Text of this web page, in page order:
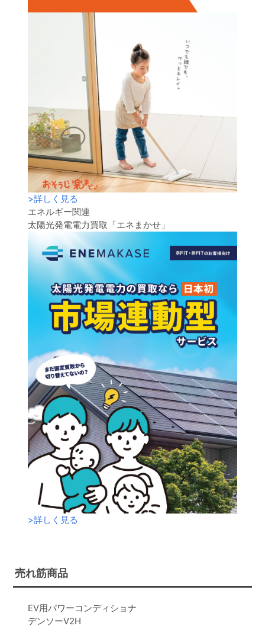
>詳しく見る
エネルギー関連
太陽光発電電力買取「エネまかせ」
>詳しく見る
売れ筋商品
EV用パワーコンディショナ
デンソーV2H